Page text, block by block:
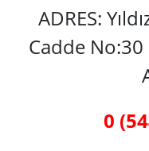
ADRES:
Cadde
0